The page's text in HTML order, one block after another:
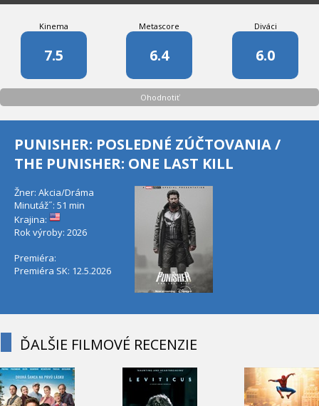
Kinema
7.5
Metascore
6.4
Diváci
6.0
Ohodnotiť
PUNISHER: POSLEDNÉ ZÚČTOVANIA /
THE PUNISHER: ONE LAST KILL
Žner: Akcia/Dráma
Minutáž˝: 51 min
Krajina:
Rok výroby: 2026
Premiéra:
Premiéra SK: 12.5.2026
ĎALŠIE FILMOVÉ RECENZIE